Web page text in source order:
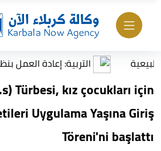
التربية: إعادة العمل بنظام
Türbesi, kız çocukları için
Uygulama Yaşına Giriş
Töreni'ni başlattı